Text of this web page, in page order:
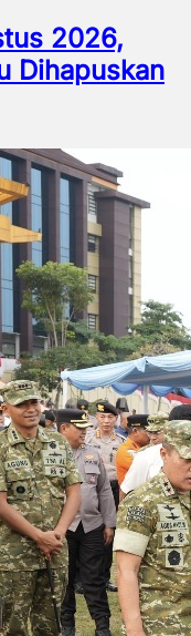
2026,
Dihapuskan